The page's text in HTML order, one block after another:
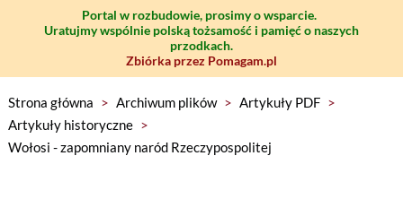
Portal w rozbudowie, prosimy o wsparcie.
Uratujmy wspólnie polską tożsamość i pamięć o naszych
przodkach.
Zbiórka przez Pomagam.pl
Strona główna > Archiwum plików > Artykuły PDF >
Artykuły historyczne >
Wołosi - zapomniany naród Rzeczypospolitej